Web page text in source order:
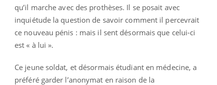
qu’il marche avec des prothèses. Il se posait avec
inquiétude la question de savoir comment il percevrait
ce nouveau pénis : mais il sent désormais que celui-ci
est « à lui ».
Ce jeune soldat, et désormais étudiant en médecine, a
préféré garder l’anonymat en raison de la